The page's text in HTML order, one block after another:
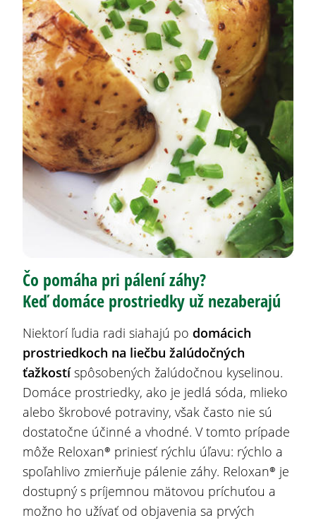
Čo pomáha pri pálení záhy?
Keď domáce prostriedky už nezaberajú
Niektorí ľudia radi siahajú po domácich
prostriedkoch na liečbu žalúdočných
ťažkostíspôsobených žalúdočnou kyselinou.
Domáce prostriedky, ako je jedlá sóda, mlieko
alebo škrobové potraviny, však často nie sú
dostatočne účinné a vhodné. V tomto prípade
môže Reloxan® priniesť rýchlu úľavu: rýchlo a
spoľahlivo zmierňuje pálenie záhy. Reloxan® je
dostupný s príjemnou mätovou príchuťou a
možno ho užívať od objavenia sa prvých